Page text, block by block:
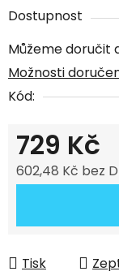
Dostupnost
Můžeme doručit
Možnosti
Kód:
729 Kč
602,48 Kč bez
Tisk